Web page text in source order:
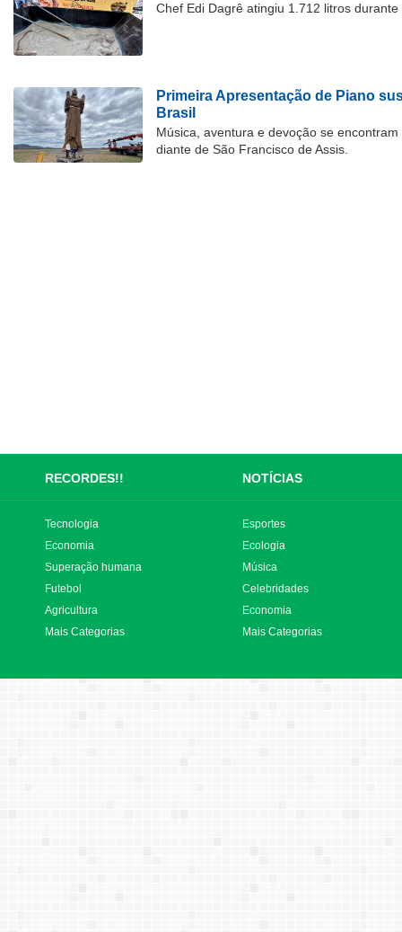
Chef Edi Dagrê atingiu 1.712 litros
Primeira Apresentação de Piano
Brasil
Música, aventura e devoção se
diante de São Francisco de Assis.
RECORDES!! NOTÍCIAS
Tecnologia
Economia
Superação humana
Futebol
Agricultura
Mais Categorias
Esportes
Ecologia
Música
Celebridades
Economia
Mais Categorias